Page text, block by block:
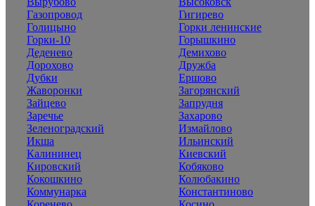
Газопровод
Гигирево
Голицыно
Горки ленинские
Горки-10
Горышкино
Деденево
Демихово
Дорохово
Дружба
Дубки
Ершово
Жаворонки
Загорянский
Зайцево
Запрудня
Заречье
Захарово
Зеленоградский
Измайлово
Икша
Ильинский
Калининец
Киевский
Кировский
Кобяково
Кокошкино
Колюбакино
Коммунарка
Константиново